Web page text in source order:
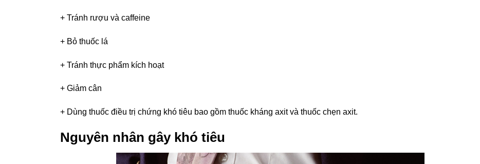
+ Tránh rượu và caffeine
+ Bỏ thuốc lá
+ Tránh thực phẩm kích hoạt
+ Giảm cân
+ Dùng thuốc điều trị chứng khó tiêu bao gồm thuốc kháng axit và thuốc chẹn axit.
Nguyên nhân gây khó tiêu